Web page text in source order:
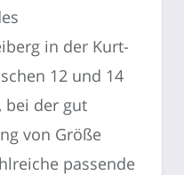
in der Kurt-
12 und 14
bei der gut
von Größe
passende